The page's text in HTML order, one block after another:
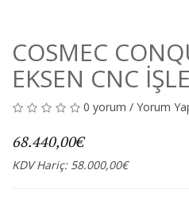
COSMEC
EKSEN CNC
0 yorum / Yorum
68.440,00€
KDV Hariç: 58.000,00€